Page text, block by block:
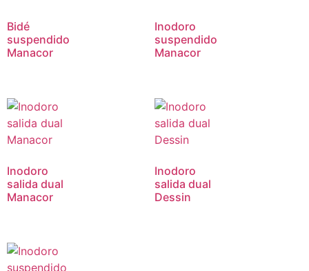
Bidé
suspendido
Manacor
Inodoro
suspendido
Manacor
Inodoro
salida dual
Manacor
Inodoro
salida dual
Dessin